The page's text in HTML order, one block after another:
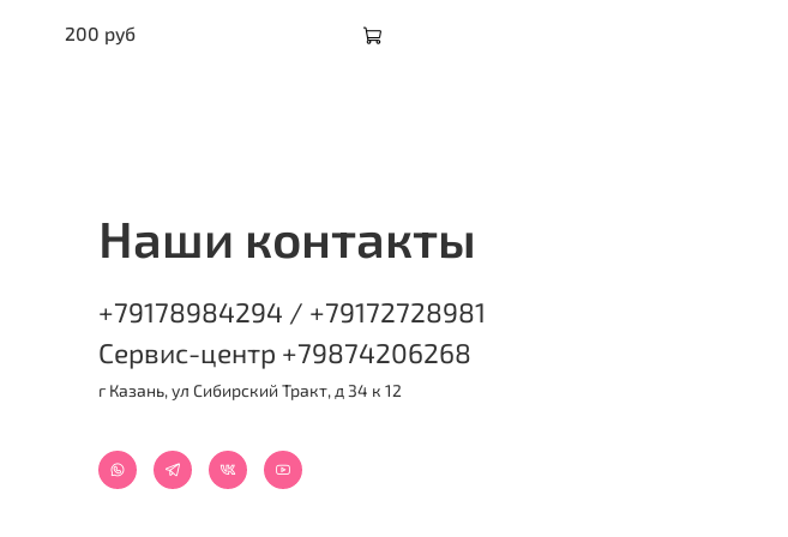
200 руб
Наши контакты
+79178984294 / +79172728981
Сервис-центр +79874206268
г Казань, ул Сибирский Тракт, д 34 к 12